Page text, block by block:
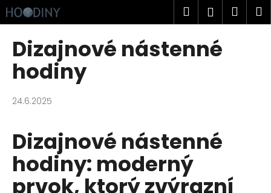
Prejsť
na
obsah
Hľadať
Dizajnové nástenné
hodiny
24.6.2025
Dizajnové nástenné
hodiny: moderný
prvok, ktorý zvýrazní
K
o
Č
o
p
t
r
e
b